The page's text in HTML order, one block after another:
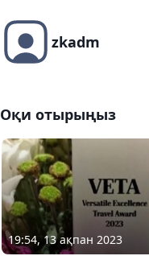
zkadm
Оқи отырыңыз
19:54, 13 ақпан 2023